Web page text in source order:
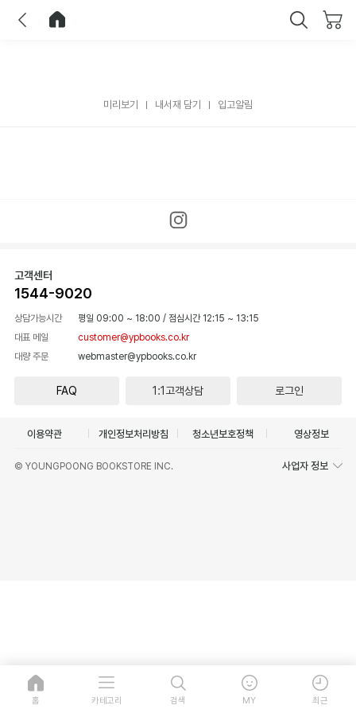
미리보기 내서재 담기 입고알림
고객센터
1544-9020
상담가능시간 평일 09:00 ~ 18:00 / 점심시간 12:15 ~ 13:15
대표 메일
customer@ypbooks.co.kr
대량 주문
webmaster@ypbooks.co.kr
FAQ 1:1고객상담 로그인
이용약관 개인정보처리방침 청소년보호정책 영상정보
© YOUNGPOONG BOOKSTORE INC. 사업자 정보
홈 카테고리 검색 MY 최근